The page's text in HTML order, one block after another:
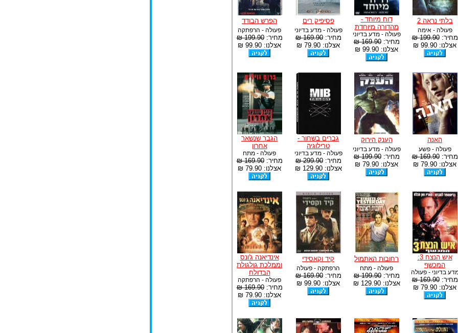
בלתי נראה 2
פעולה - אימה
מחיר:199.90 ₪
אצלנו: 99.90 ₪
דוח מיוחד -
מהדורה מיוחדת
פעולה - מדע בדיוני
מחיר:169.90 ₪
אצלנו: 99.90 ₪
פסיפיק רים
פעולה - מדע בדיוני
מחיר:169.90 ₪
אצלנו: 79.90 ₪
הפרש הבודד
פעולה - הרפתקה
מחיר:199.90 ₪
אצלנו: 99.90 ₪
האנה
פעולה - פשע
מחיר:169.90 ₪
אצלנו: 79.90 ₪
הענק הירוק
פעולה - מדע בדיוני
מחיר:199.90 ₪
אצלנו: 79.90 ₪
גברים בשחור -
טרילוגיה
פעולה - מדע בדיוני
מחיר:299.90 ₪
אצלנו: 129.90 ₪
הגבר שנשאר
אחרון
פעולה - מתח
מחיר:169.90 ₪
אצלנו: 79.90 ₪
איש הנצח 3:
המכשף
בדיוני - פעולה
מחיר:169.90 ₪
אצלנו: 79.90 ₪
רחובות האתמול
פעולה - מתח
מחיר:199.90 ₪
אצלנו: 129.90 ₪
קיד וקאסידי
הרפתקה - פעולה
מחיר:169.90 ₪
אצלנו: 99.90 ₪
אינדיאנה ג'ונס
וממלכת גולגולת
הבדולח
פעולה - הרפתקה
מחיר:169.90 ₪
אצלנו: 79.90 ₪